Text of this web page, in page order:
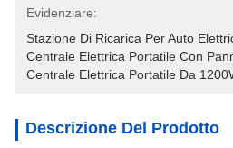
Evidenziare:
Stazione Di Ricarica Per Auto
Centrale Elettrica Portatile Con
Centrale Elettrica Portatile Da
Descrizione Del Prodotto